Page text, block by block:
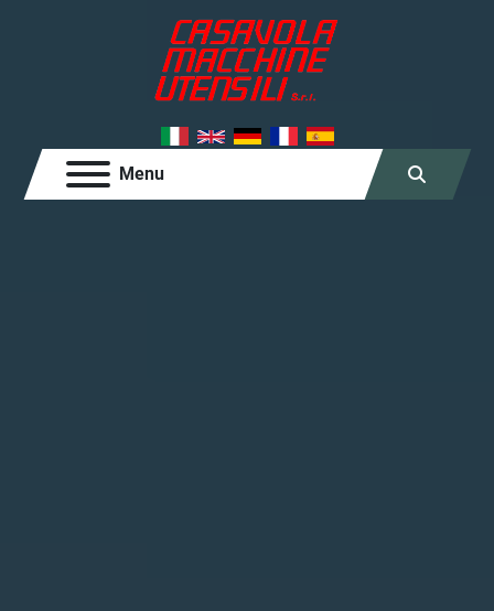
Menu
Cerca